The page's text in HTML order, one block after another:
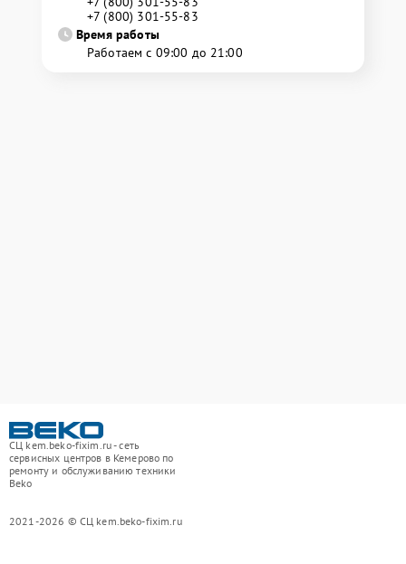
+7 (800) 301-55-83
Время работы
Работаем с 09:00 до 21:00
СЦ kem.beko-fixim.ru - сеть
сервисных центров в Кемерово по
ремонту и обслуживанию техники
Beko
2021-2026 © СЦ kem.beko-fixim.ru